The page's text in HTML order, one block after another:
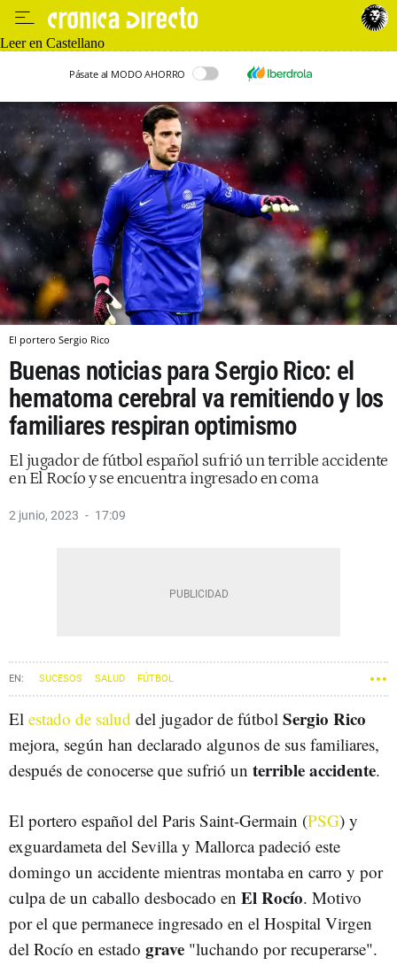
Leer en Castellano
Pásate al MODO AHORRO
El portero Sergio Rico
Buenas noticias para Sergio Rico: el
hematoma cerebral va remitiendo y los
familiares respiran optimismo
El jugador de fútbol español sufrió un terrible accidente
en El Rocío y se encuentra ingresado en coma
2 junio, 2023 17:09
SUCESOS SALUD FÚTBOL
El estado de salud del jugador de fútbol Sergio Rico
mejora, según han declarado algunos de sus familiares,
después de conocerse que sufrió un terrible accidente.
El portero español del Paris Saint-Germain (PSG) y
exguardameta del Sevilla y Mallorca padeció este
domingo un accidente mientras montaba en carro y por
culpa de un caballo desbocado en El Rocío. Motivo
por el que permanece ingresado en el Hospital Virgen
del Rocío en estado grave "luchando por recuperarse".